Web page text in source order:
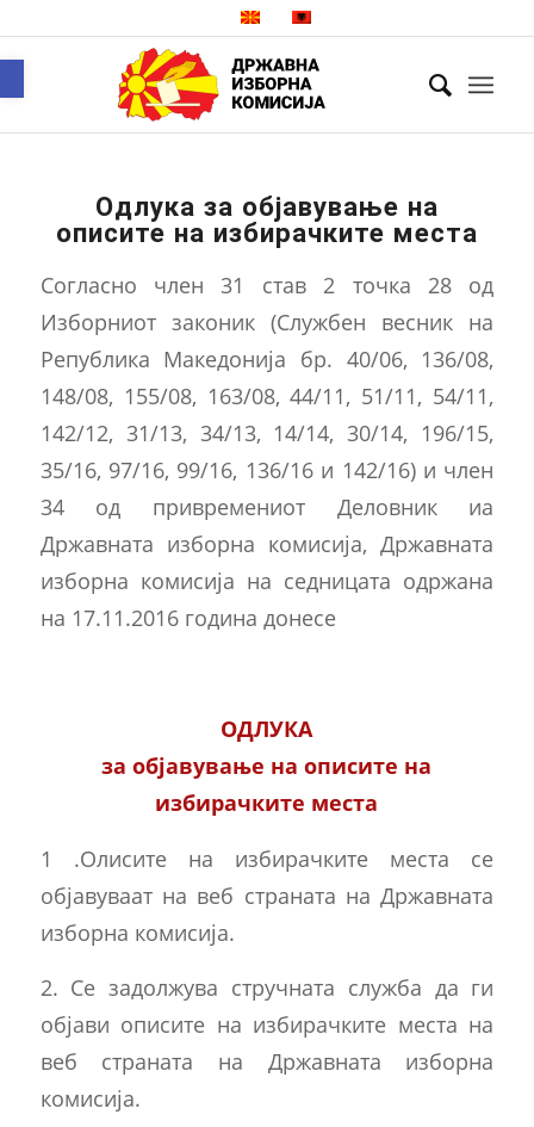
Одлука за објавување на
описите на избирачките места
Согласно член 31 став 2 точка 28 од
Изборниот законик (Службен весник на
Република Македонија бр. 40/06, 136/08,
148/08, 155/08, 163/08, 44/11, 51/11, 54/11,
142/12, 31/13, 34/13, 14/14, 30/14, 196/15,
35/16, 97/16, 99/16, 136/16 и 142/16) и член
34 од привремениот Деловник иа
Државната изборна комисија, Државната
изборна комисија на седницата одржана
на 17.11.2016 година донесе
ОДЛУКА
за објавување на описите на
избирачките места
1 .Олисите на избирачките места се
објавуваат на веб страната на Државната
изборна комисија.
2. Се задолжува стручната служба да ги
објави описите на избирачките места на
веб страната на Државната изборна
комисија.
Open toolbar